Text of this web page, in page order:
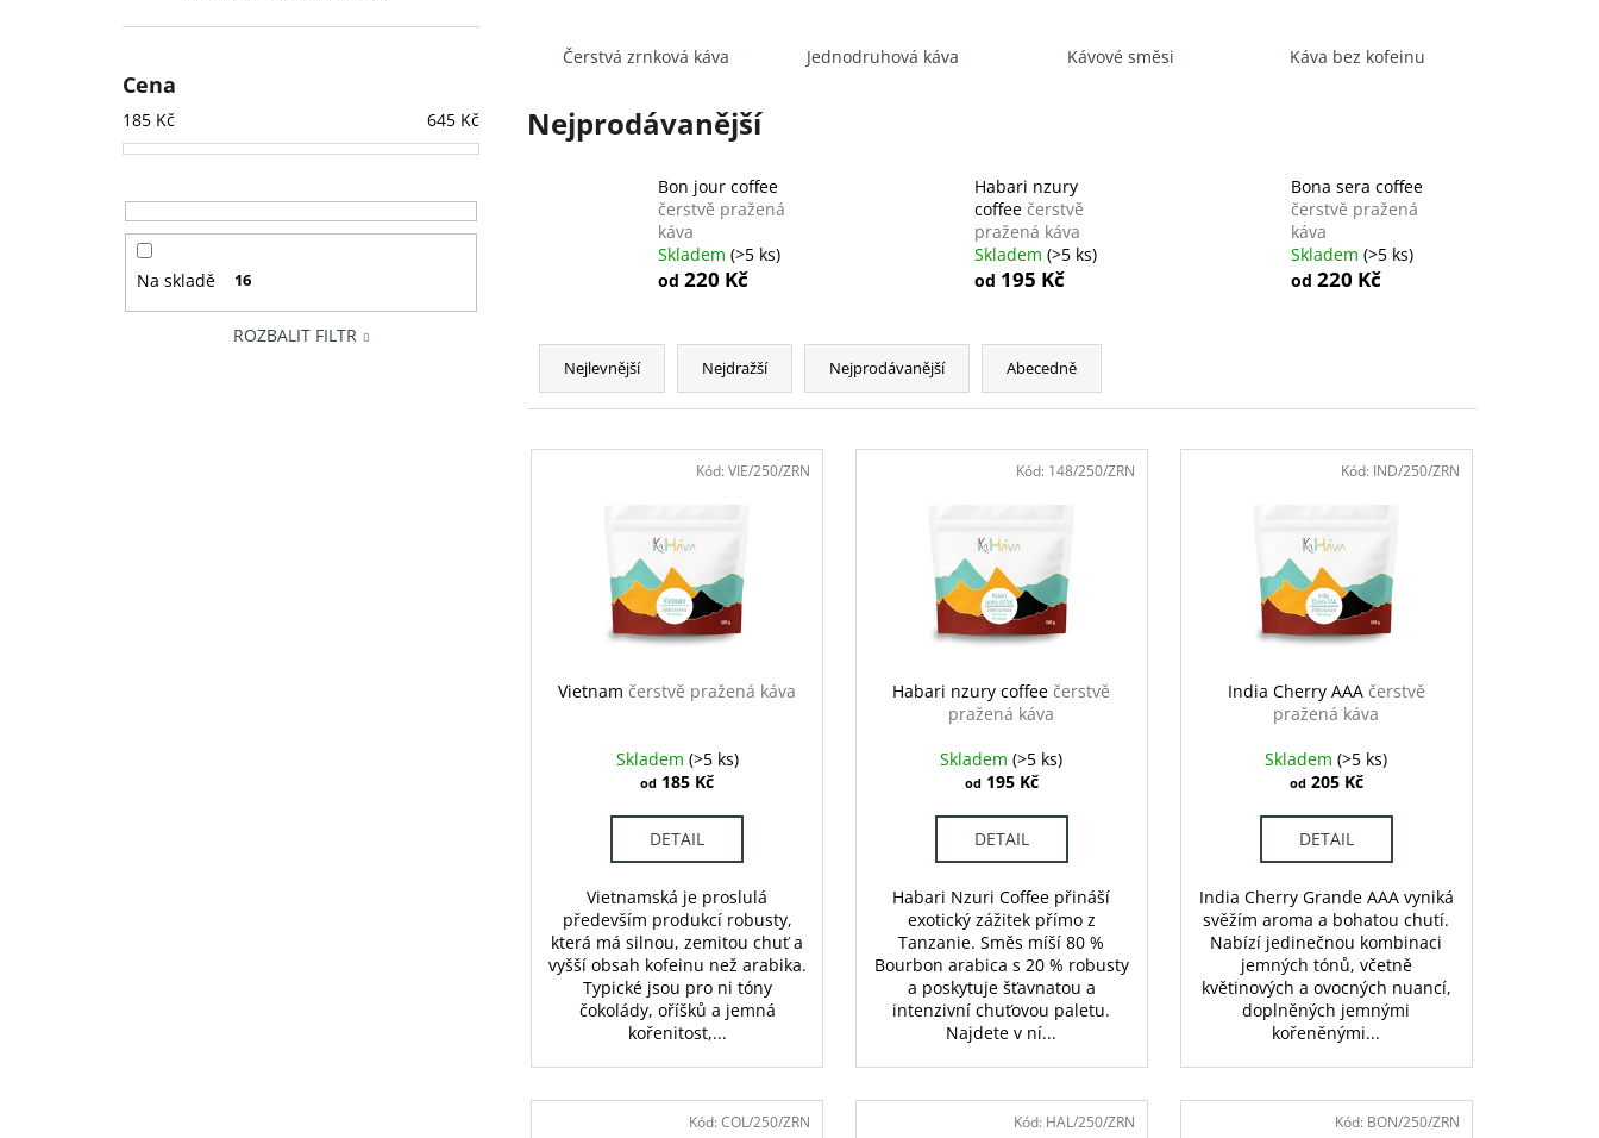
Cena
185 Kč 645 Kč
Na skladě 16
ROZBALIT FILTR
Čerstvá zrnková káva Jednodruhová káva Kávové směsi Káva bez kofeinu
Nejprodávanější
Bon jour coffee
čerstvě pražená
káva
Skladem (>5 ks)
od 220 Kč
Habari nzury
coffee čerstvě
pražená káva
Skladem (>5 ks)
od 195 Kč
Bona sera coffee
čerstvě pražená
káva
Skladem (>5 ks)
od 220 Kč
Ř
z
Nejlevnější Nejdražší Nejprodávanější Abecedně
V
Vietnamčerstvě pražená káva
Skladem (>5 ks)
od 185 Kč
DETAIL
Vietnamská je proslulá
především produkcí robusty,
která má silnou, zemitou chuť a
vyšší obsah kofeinu než arabika.
Typické jsou pro ni tóny
čokolády, oříšků a jemná
kořenitost,...
Kód:VIE/250/ZRN
Habari nzury coffeečerstvě
pražená káva
Skladem(>5 ks)
od195 Kč
DETAIL
Habari Nzuri Coffee přináší
exotický zážitek přímo z
Tanzanie. Směs míší 80 %
Bourbon arabica s 20 % robusty
a poskytuje šťavnatou a
intenzivní chuťovou paletu.
Najdete v ní...
Kód: 148/250/ZRN
India Cherry AAA čerstvě
pražená káva
Skladem(>5 ks)
od205 Kč
DETAIL
India Cherry Grande AAA vyniká
svěžím aroma a bohatou chutí.
Nabízí jedinečnou kombinaci
jemných tónů, včetně
květinových a ovocných nuancí,
doplněných jemnými
kořeněnými...
Kód: IND/250/ZRN
Kód:COL/250/ZRN Kód: HAL/250/ZRN Kód: BON/250/ZRN
KAHÁVA ESPRESSO SIRUP 350 ML
220 Kč
220 Kč